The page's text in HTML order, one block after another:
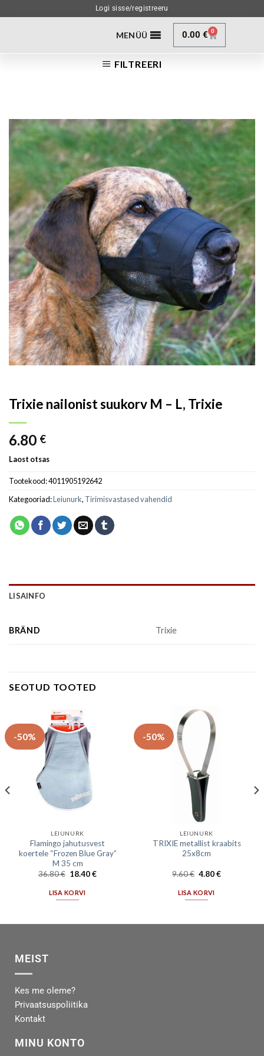
Logi sisse/registreeru
MENÜÜ 0.00€ 0
FILTREERI
Trixie nailonist suukorv M – L, Trixie
6.80 €
Laost otsas
Tootekood:4011905192642
Kategooriad:Leiunurk, Tirimisvastased vahendid
LISAINFO
BRÄND Trixie
SEOTUD TOOTED
-50%
LEIUNURK
Flamingo jahutusvest
koertele “Frozen Blue Gray”
M 35 cm
36.80€ 18.40€
LISA KORVI
-50%
LEIUNURK
TRIXIE metallist kraabits
25x8cm
9.60€ 4.80€
LISA KORVI
MEIST
Kes me oleme?
Privaatsuspoliitika
Kontakt
MINU KONTO